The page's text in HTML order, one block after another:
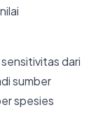
dari
sumber
spesies